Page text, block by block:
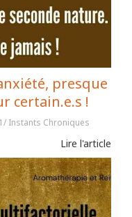
presque
certain.e.s !
1/ Instants Chroniques
Lire l'article